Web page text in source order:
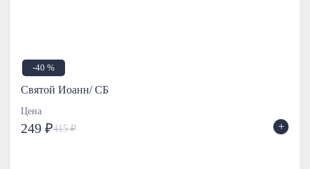
-40 %
Святой Иоанн/ СБ
Цена
249 ₽415 ₽ +